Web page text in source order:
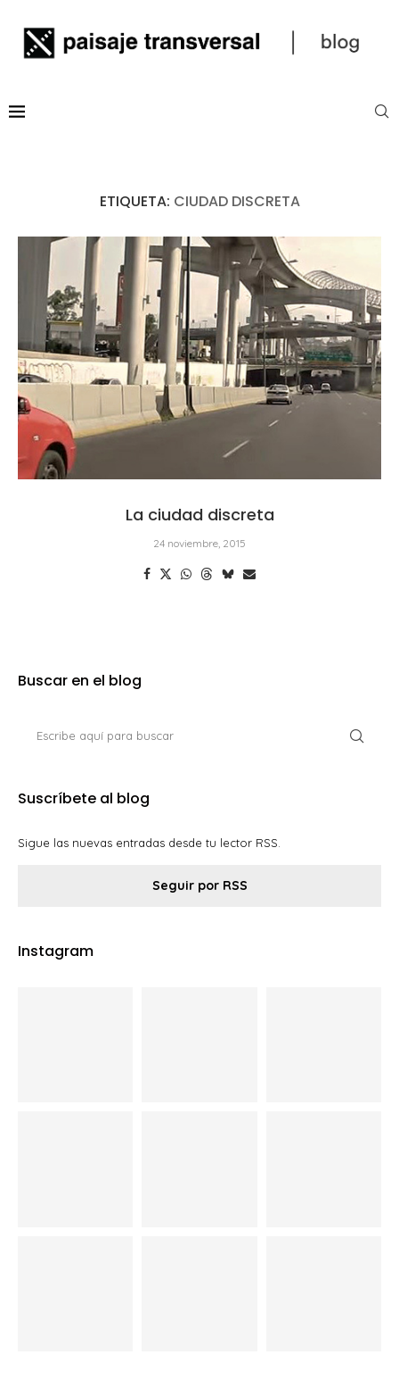
ETIQUETA: CIUDAD DISCRETA
La ciudad discreta
24 noviembre, 2015
Buscar en el blog
Suscríbete al blog
Sigue las nuevas entradas desde tu lector RSS.
Seguir por RSS
Instagram